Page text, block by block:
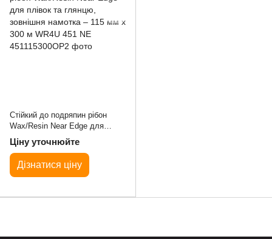
Стійкий до подряпин рібон
Wax/Resin Near Edge для
плівок та глянцю, зовнішня
намотка – 115 мм x 300 м
WR4U 451 NE
Ціну уточнюйте
Дізнатися ціну